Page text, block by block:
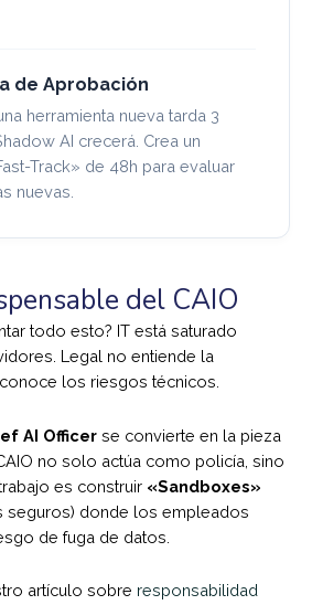
de Aprobación
herramienta nueva tarda 3
AI crecerá. Crea un
Track» de 48h para evaluar
nuevas.
del CAIO
todo esto? IT está saturado
Legal no entiende la
los riesgos técnicos.
AI Officer se convierte en la pieza
no solo actúa como policía, sino
es construir «Sandboxes»
seguros) donde los empleados
de fuga de datos.
artículo sobre responsabilidad